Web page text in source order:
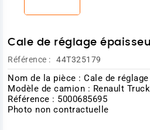
Cale de réglage
Référence : 44T325179
Nom de la pièce : Cale de
Modèle de camion : Renault
Référence : 5000685695
Photo non contractuelle